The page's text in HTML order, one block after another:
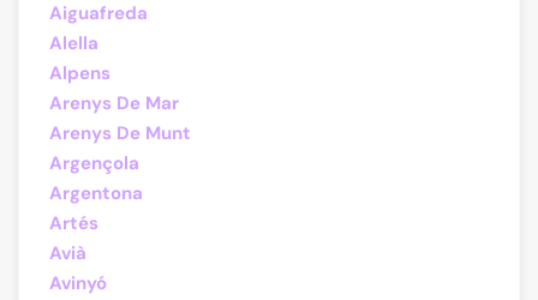
Aiguafreda
Alella
Alpens
Arenys De Mar
Arenys De Munt
Argençola
Argentona
Artés
Avià
Avinyó